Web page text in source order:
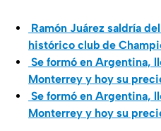
Ramón Juárez saldría
histórico club de
Se formó en Argentina,
Monterrey y hoy su
Se formó en Argentina,
Monterrey y hoy su